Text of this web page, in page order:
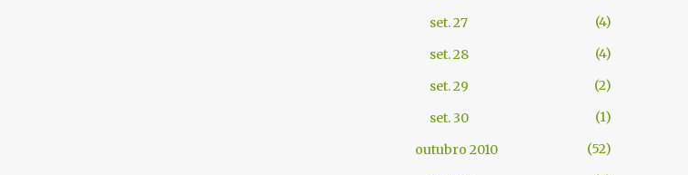
set. 27
4
set. 28
4
set. 29
2
set. 30
1
outubro 2010
52